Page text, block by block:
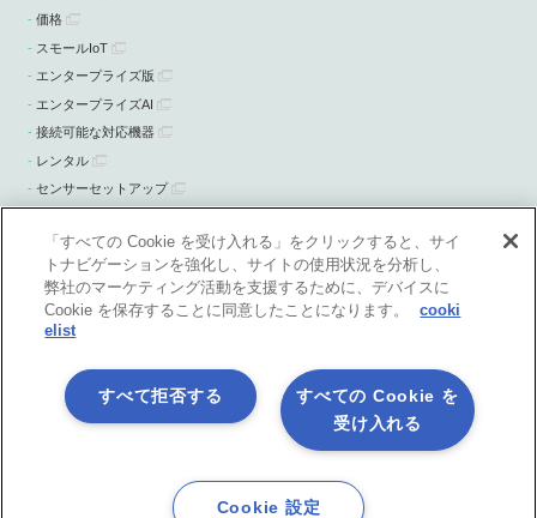
価格
スモールIoT
エンタープライズ版
エンタープライズAI
接続可能な対応機器
レンタル
センサーセットアップ
各社商標について
会社情報
English
「すべての Cookie を受け入れる」をクリックすると、サイ
トナビゲーションを強化し、サイトの使用状況を分析し、
弊社のマーケティング活動を支援するために、デバイスに
Cookie を保存することに同意したことになります。
cooki
elist
すべての Cookie を
受け入れる
すべて拒否する
Cookie 設定